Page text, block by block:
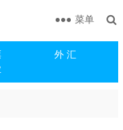
外 汇
菜单